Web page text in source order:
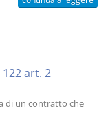
art. 2
di un contratto che